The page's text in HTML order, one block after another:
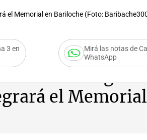
el Memorial en Bariloche (Foto:
3 en
Mirá las notas de
WhatsApp
el